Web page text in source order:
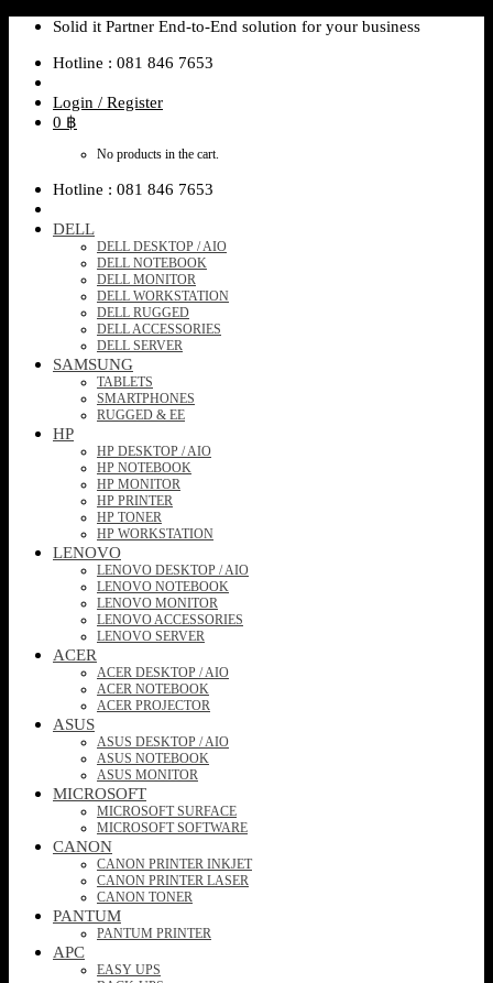
Skip
content
Solid it Partner End-to-End solution for your business
Hotline : 081 846 7653
Login / Register
0 ฿
No products in the cart.
Hotline : 081 846 7653
DELL
DELL DESKTOP / AIO
DELL NOTEBOOK
DELL MONITOR
DELL WORKSTATION
DELL RUGGED
DELL ACCESSORIES
DELL SERVER
SAMSUNG
TABLETS
SMARTPHONES
RUGGED & EE
HP
HP DESKTOP / AIO
HP NOTEBOOK
HP MONITOR
HP PRINTER
HP TONER
HP WORKSTATION
LENOVO
LENOVO DESKTOP / AIO
LENOVO NOTEBOOK
LENOVO MONITOR
LENOVO ACCESSORIES
LENOVO SERVER
ACER
ACER DESKTOP / AIO
ACER NOTEBOOK
ACER PROJECTOR
ASUS
ASUS DESKTOP / AIO
ASUS NOTEBOOK
ASUS MONITOR
MICROSOFT
MICROSOFT SURFACE
MICROSOFT SOFTWARE
CANON
CANON PRINTER INKJET
CANON PRINTER LASER
CANON TONER
PANTUM
PANTUM PRINTER
APC
EASY UPS